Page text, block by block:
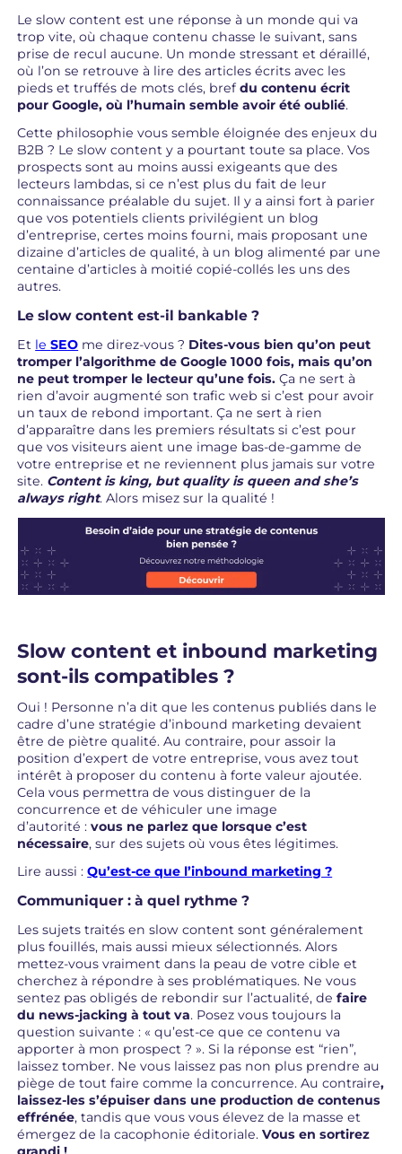
Le slow content est une réponse à un monde qui va
trop vite, où chaque contenu chasse le suivant, sans
prise de recul aucune. Un monde stressant et déraillé,
où l’on se retrouve à lire des articles écrits avec les
pieds et truffés de mots clés, bref du contenu écrit
pour Google, où l’humain semble avoir été oublié.
Cette philosophie vous semble éloignée des enjeux du
B2B ? Le slow content y a pourtant toute sa place. Vos
prospects sont au moins aussi exigeants que des
lecteurs lambdas, si ce n’est plus du fait de leur
connaissance préalable du sujet. Il y a ainsi fort à parier
que vos potentiels clients privilégient un blog
d’entreprise, certes moins fourni, mais proposant une
dizaine d’articles de qualité, à un blog alimenté par une
centaine d’articles à moitié copié-collés les uns des
autres.
Le slow content est-il bankable ?
Et leSEO me direz-vous ? Dites-vous bien qu’on peut
tromper l’algorithme de Google 1000 fois, mais qu’on
ne peut tromper le lecteur qu’une fois. Ça ne sert à
rien d’avoir augmenté son trafic web si c’est pour avoir
un taux de rebond important. Ça ne sert à rien
d’apparaître dans les premiers résultats si c’est pour
que vos visiteurs aient une image bas-de-gamme de
votre entreprise et ne reviennent plus jamais sur votre
site. Content is king, but quality is queen and she’s
always right. Alors misez sur la qualité !
Slow content et inbound marketing
sont-ils compatibles ?
Oui ! Personne n’a dit que les contenus publiés dans le
cadre d’une stratégie d’inbound marketing devaient
être de piètre qualité. Au contraire, pour assoir la
position d’expert de votre entreprise, vous avez tout
intérêt à proposer du contenu à forte valeur ajoutée.
Cela vous permettra de vous distinguer de la
concurrence et de véhiculer une image
d’autorité :vous ne parlez que lorsque c’est
nécessaire, sur des sujets où vous êtes légitimes.
Lire aussi :Qu’est-ce que l’inbound marketing ?
Communiquer : à quel rythme ?
Les sujets traités en slow content sont généralement
plus fouillés, mais aussi mieux sélectionnés. Alors
mettez-vous vraiment dans la peau de votre cible et
cherchez à répondre à ses problématiques. Ne vous
sentez pas obligés de rebondir sur l’actualité, defaire
du news-jacking à tout va. Posez vous toujours la
question suivante : « qu’est-ce que ce contenu va
apporter à mon prospect ? ». Si la réponse est “rien”,
laissez tomber. Ne vous laissez pas non plus prendre au
piège de tout faire comme la concurrence. Au contraire,
laissez-les s’épuiser dans une production de contenus
effrénée, tandis que vous vous élevez de la masse et
émergez de la cacophonie éditoriale.Vous en sortirez